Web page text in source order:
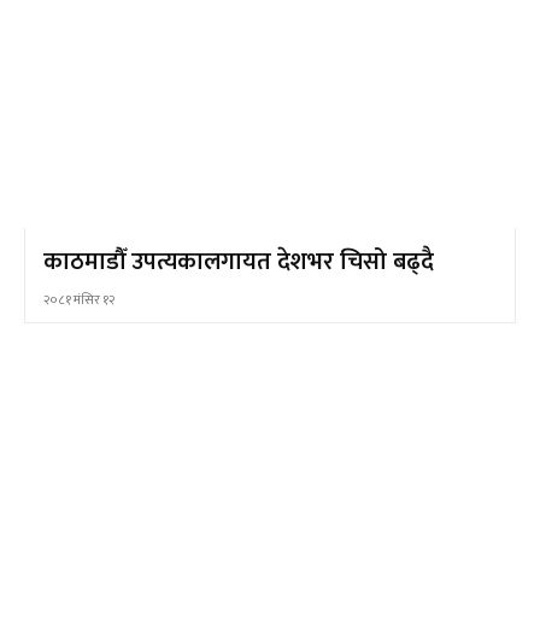
काठमाडौँ उपत्यकालगायत देशभर चिसो बढ्दै
२०८१ मंसिर १२